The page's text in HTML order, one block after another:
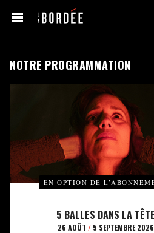
NOTRE PROGRAMMATION
EN OPTION DE
5 BALLES DANS LA TÊTE
26 AOÛT /5 SEPTEMBRE 2026